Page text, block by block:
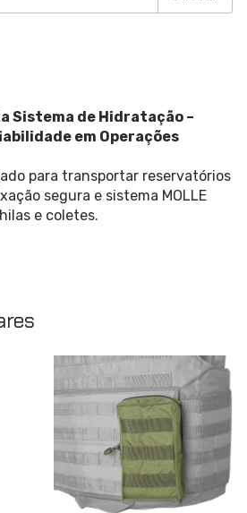
Sistema de Hidratação –
em Operações
para transportar reservatórios
segura e sistema MOLLE
e coletes.